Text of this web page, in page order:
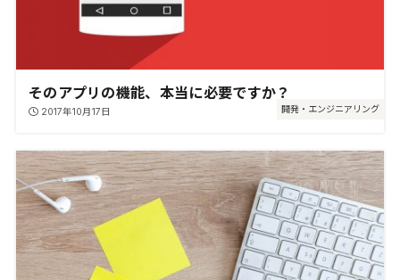
開発・エンジニアリング
そのアプリの機能、本当に必要ですか？
2017年10月17日